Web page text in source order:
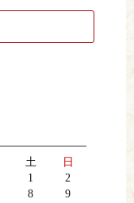
土
日
1
2
8
9